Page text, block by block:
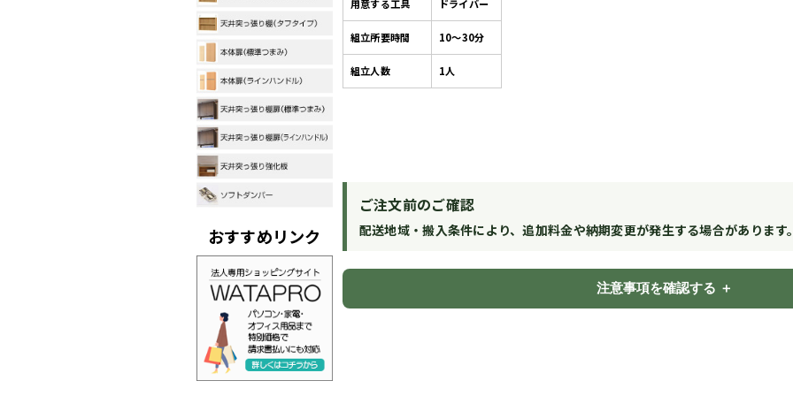
おすすめリンク
用意する工具 ドライバー
組立所要時間 10～30分
組立人数 1人
ご注文前のご確認
配送地域・搬入条件により、追加料金や納期変更が発生する場合があります
注意事項を確認する